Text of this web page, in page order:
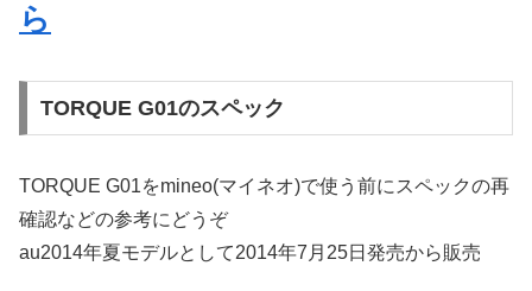
ら
TORQUE G01のスペック
TORQUE G01をmineo(マイネオ)で使う前にスペックの再
確認などの参考にどうぞ
au2014年夏モデルとして2014年7月25日発売から販売